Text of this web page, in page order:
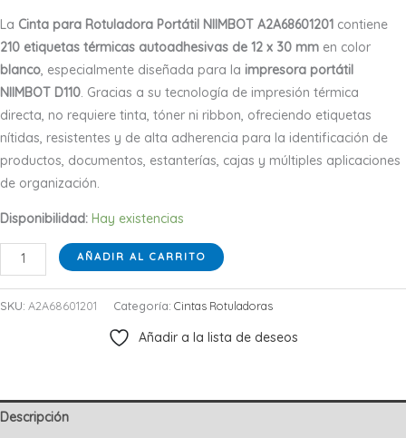
La Cinta para Rotuladora Portátil NIIMBOT A2A68601201 contiene
210 etiquetas térmicas autoadhesivas de 12 x 30 mm en color
blanco, especialmente diseñada para la impresora portátil
NIIMBOT D110. Gracias a su tecnología de impresión térmica
directa, no requiere tinta, tóner ni ribbon, ofreciendo etiquetas
nítidas, resistentes y de alta adherencia para la identificación de
productos, documentos, estanterías, cajas y múltiples aplicaciones
de organización.
Disponibilidad: Hay existencias
Cinta
para
Rotuladora
x
AÑADIR AL CARRITO
SKU: A2A68601201 Categoría: Cintas Rotuladoras
Añadir a la lista de deseos
Descripción